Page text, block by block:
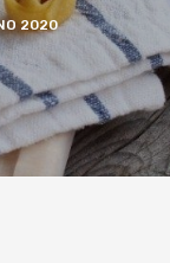
2020